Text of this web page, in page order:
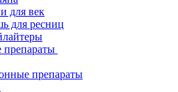
для век
для ресниц
препараты